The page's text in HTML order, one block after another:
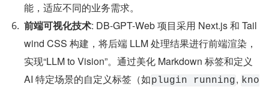
能，适应不同的业务需求。
前端可视化技术: DB-GPT-Web 项目采用 Next.js 和 Tail
wind CSS 构建，将后端 LLM 处理结果进行前端渲染，
实现“LLM to Vision”。通过美化 Markdown 标签和定义
AI 特定场景的自定义标签（如plugin running, kno